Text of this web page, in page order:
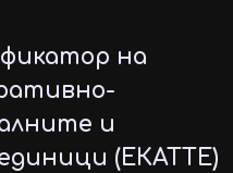
на
и
(ЕКАТТЕ)